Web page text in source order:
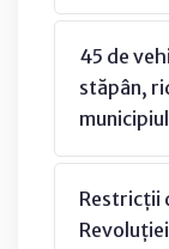
45 de
stăpân,
Restricții